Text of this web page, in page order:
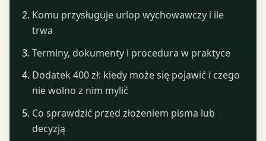
Komu przysługuje urlop wychowawczy i ile
trwa
Terminy, dokumenty i procedura w praktyce
Dodatek 400 zł: kiedy może się pojawić i czego
nie wolno z nim mylić
Co sprawdzić przed złożeniem pisma lub
decyzją